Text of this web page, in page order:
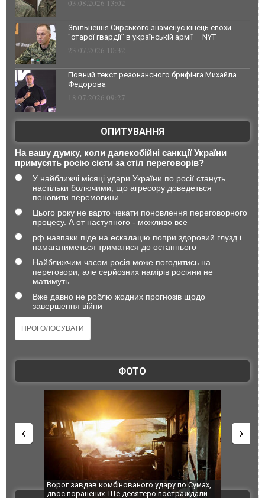
03.08.2026 13:02
Звільнення Сирського знаменує кінець епохи
"старої гвардії" в українській армії — NYT
23.07.2026 10:32
Повний текст резонансного брифінга Михайла
Федорова
18.07.2026 09:27
ОПИТУВАННЯ
На вашу думку, коли далекобійні санкції України
примусять росію сісти за стіл переговорів?
У найближчі місяці удари України по росії стануть
настільки болючими, що агресору доведеться
поновити перемовини
Цього року не варто чекати поновлення переговорного
процесу. А от наступного - можливо все
рф навпаки піде на ескалацію попри здоровий глузд і
намагатиметься триматися до останнього
Найближчим часом росія може погодитись на
переговори, але серйозних намірів росіяни не
матимуть
Вже давно не роблю жодних прогнозів щодо
завершення війни
ФОТО
Ворог завдав комбінованого удару по Сумах,
двоє поранених. Ще десятеро постраждали
За 2000